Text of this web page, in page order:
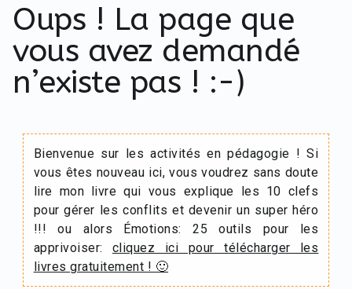
Oups ! La page que
vous avez demandé
n’existe pas ! :-)
Bienvenue sur les activités en pédagogie ! Si
vous êtes nouveau ici, vous voudrez sans doute
lire mon livre qui vous explique les 10 clefs
pour gérer les conflits et devenir un super héro
!!! ou alors Émotions: 25 outils pour les
apprivoiser: cliquez ici pour télécharger les
livres gratuitement ! 🙂